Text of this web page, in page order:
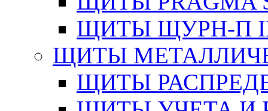
ЩИТЫ ЩУРН-П
ЩИТЫ
ЩИТЫ